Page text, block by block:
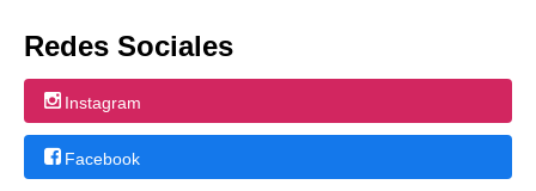
Redes Sociales
Instagram
Facebook